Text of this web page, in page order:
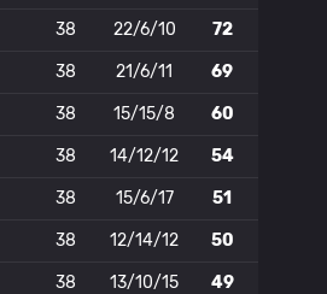
38 22/6/10 72
38 21/6/11 69
38 15/15/8 60
38 14/12/12 54
38 15/6/17 51
38 12/14/12 50
38 13/10/15 49